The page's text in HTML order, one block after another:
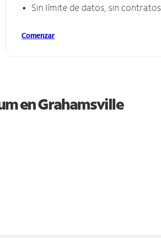
Sin límite de datos, sin contratos
Comenzar
enGrahamsville